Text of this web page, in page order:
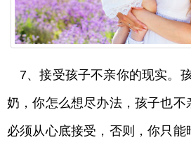
7、接受孩子不亲你的现实。
奶，你怎么想尽办法，孩子也不
必须从心底接受，否则，你只能